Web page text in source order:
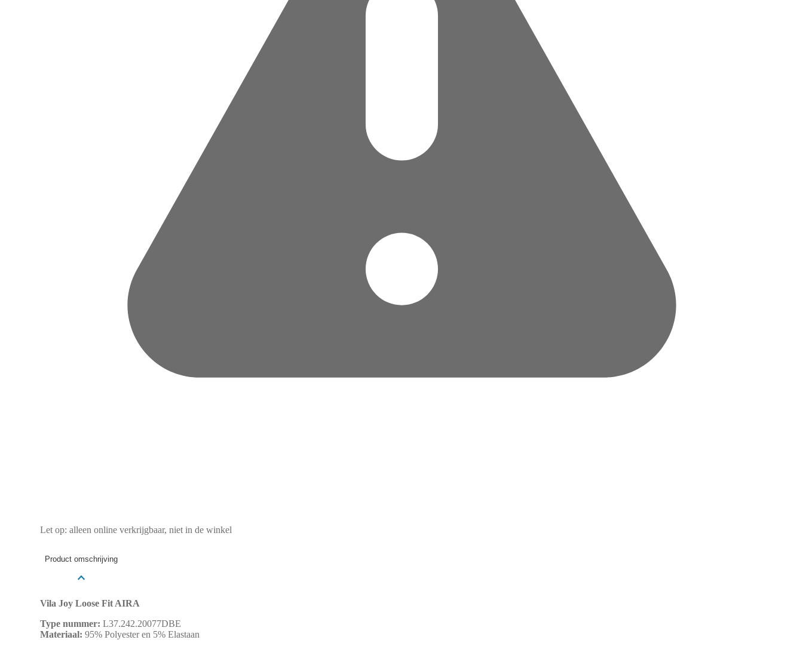
Let op: alleen online verkrijgbaar, niet in de winkel
Product omschrijving
Vila Joy Loose Fit AIRA
Type nummer: L37.242.20077DBE
Materiaal: 95% Polyester en 5% Elastaan